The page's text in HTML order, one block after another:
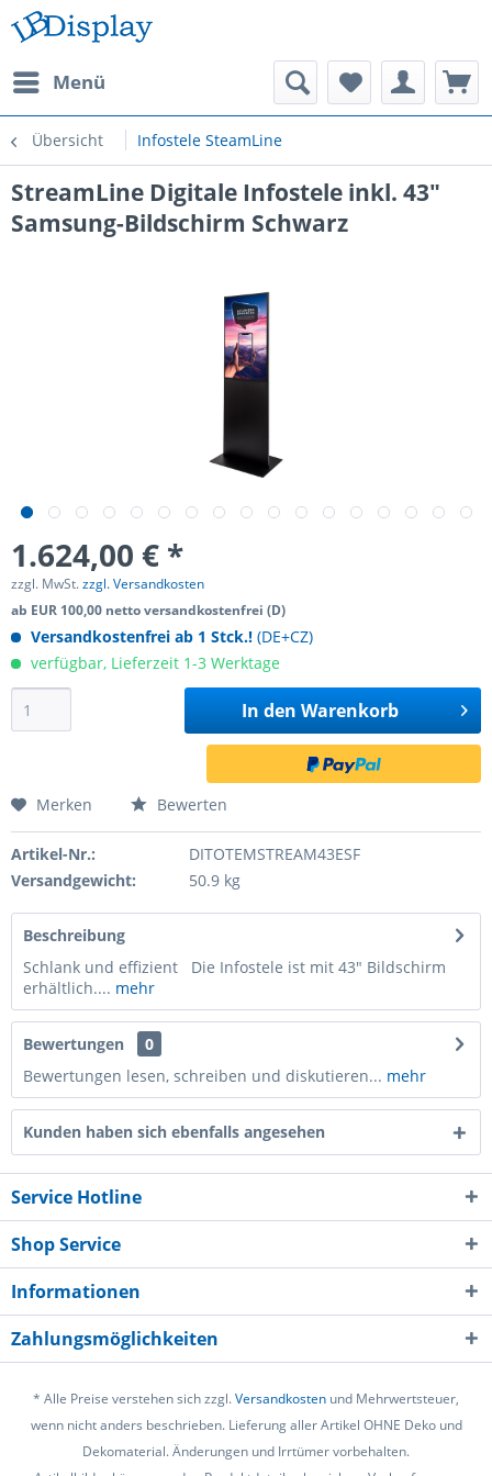
Menü
Übersicht Infostele SteamLine
StreamLine Digitale Infostele inkl. 43"
Samsung-Bildschirm Schwarz
1.624,00 € *
zzgl. MwSt.zzgl. Versandkosten
ab EUR 100,00 netto versandkostenfrei (D)
Versandkostenfrei ab 1 Stck.! (DE+CZ)
verfügbar, Lieferzeit 1-3 Werktage
In den Warenkorb
Merken Bewerten
Artikel-Nr.:
DITOTEMSTREAM43ESF
Versandgewicht:
50.9 kg
Beschreibung
Schlank und effizient Die Infostele ist mit 43" Bildschirm
erhältlich.... mehr
Bewertungen
0
Bewertungen lesen, schreiben und diskutieren... mehr
Kunden haben sich ebenfalls angesehen
Service Hotline
Shop Service
Informationen
Zahlungsmöglichkeiten
* Alle Preise verstehen sich zzgl.Versandkosten und Mehrwertsteuer,
wenn nicht anders beschrieben. Lieferung aller Artikel OHNE Deko und
Dekomaterial. Änderungen und Irrtümer vorbehalten.